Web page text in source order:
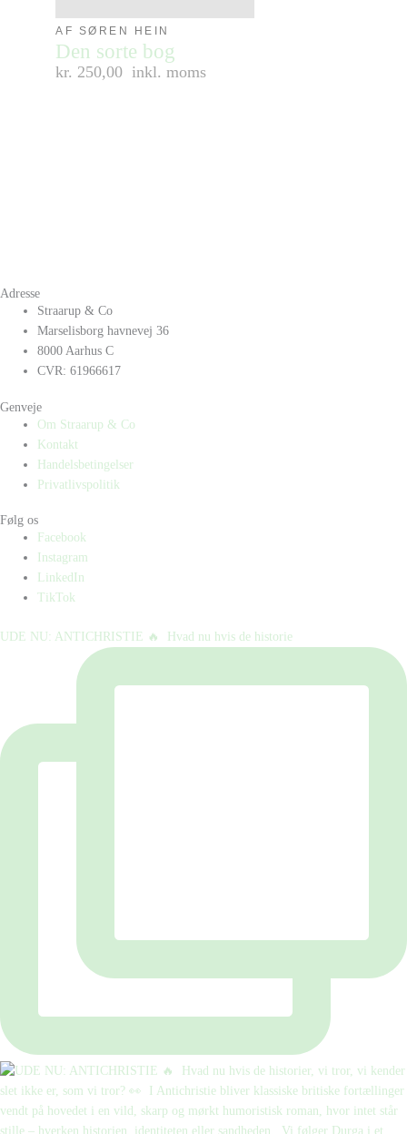
AF SØREN HEIN
Den sorte bog
kr. 250,00 inkl. moms
Adresse
Straarup & Co
Marselisborg havnevej 36
8000 Aarhus C
CVR: 61966617
Genveje
Om Straarup & Co
Kontakt
Handelsbetingelser
Privatlivspolitik
Følg os
Facebook
Instagram
LinkedIn
TikTok
UDE NU: ANTICHRISTIE 🔥⁠ ⁠ Hvad nu hvis de historie